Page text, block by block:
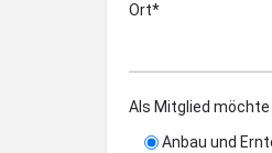
Ort*
Als Mitglied
Anbau und